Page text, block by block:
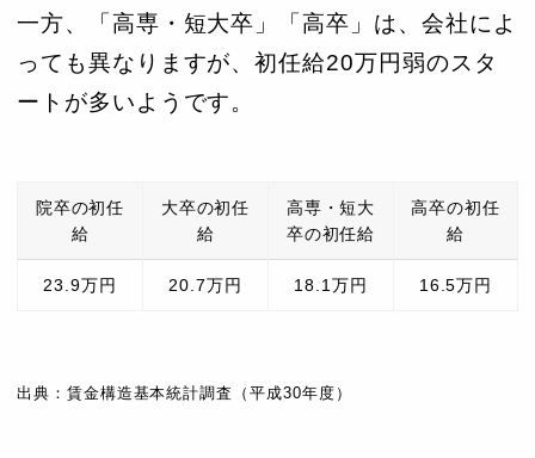
一方、「高専・短大卒」「高卒」は、会社によ
っても異なりますが、初任給20万円弱のスタ
ートが多いようです。
院卒の初任
給
大卒の初任
給
高専・短大
卒の初任給
高卒の初任
給
23.9万円 20.7万円 18.1万円 16.5万円
出典：賃金構造基本統計調査（平成30年度）